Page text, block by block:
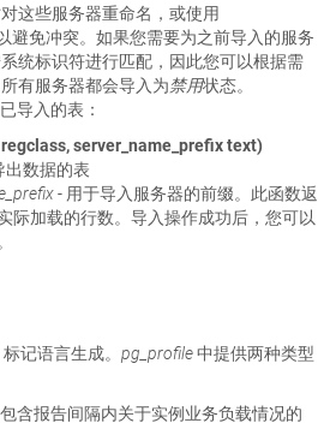
这些服务器重命名，或使用
避免冲突。如果您需要为之前导入的服务
统标识符进行匹配，因此您可以根据需
有服务器都会导入为禁用状态。
导入的表：
server_name_prefix text)
出数据的表
- 用于导入服务器的前缀。此函数返
际加载的行数。导入操作成功后，您可以
记语言生成。 pg_profile中提供两种类型
包含报告间隔内关于实例业务负载情况的